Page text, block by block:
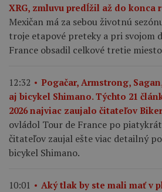
XRG, zmluvu predĺžil až do konca
Mexičan má za sebou životnú
troje etapové preteky a pri svojom
France obsadil celkové tretie
12:32
Pogačar, Armstrong,
aj bicykel Shimano. Týchto 21
2026 najviac zaujalo čitateľov
ovládol Tour de France po
čitateľov zaujal ešte viac detailný
bicykel Shimano.
10:01
Aký tlak by ste mali mať v